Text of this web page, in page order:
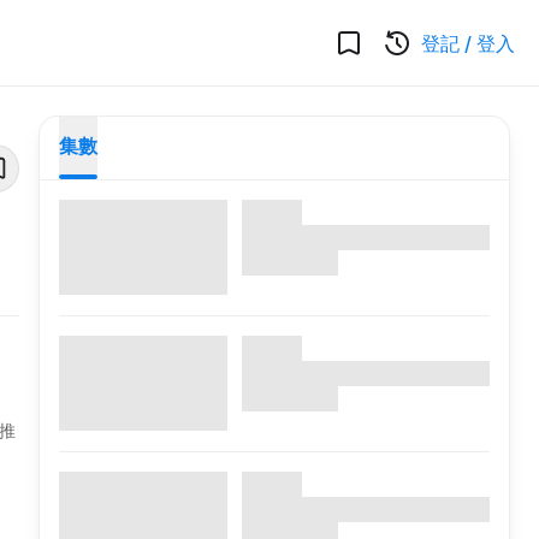
登記 / 登入
集數